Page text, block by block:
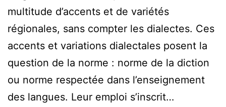
multitude d’accents et de variétés
régionales, sans compter les dialectes. Ces
accents et variations dialectales posent la
question de la norme : norme de la diction
ou norme respectée dans l’enseignement
des langues. Leur emploi s’inscrit…